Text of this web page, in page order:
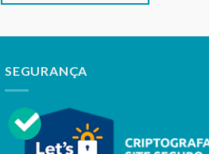
SEGURANÇA